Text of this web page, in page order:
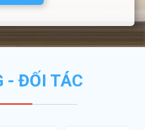
- ĐỐI TÁC